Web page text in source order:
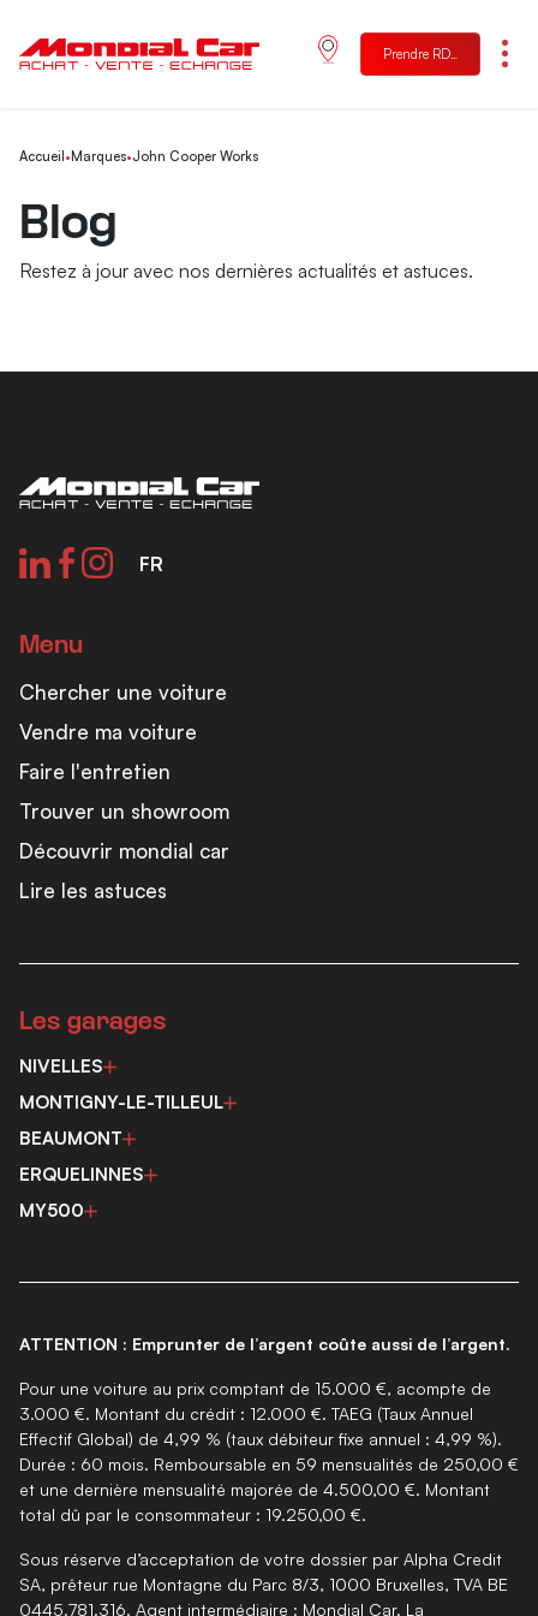
Prendre RDV
Menu
Accueil • Marques•John Cooper Works
Blog
Restez à jour avec nos dernières actualités et astuces.
FR
Menu
Chercher une voiture
Vendre ma voiture
Faire l'entretien
Trouver un showroom
Découvrir mondial car
Lire les astuces
Les garages
NIVELLES
MONTIGNY-LE-TILLEUL
BEAUMONT
ERQUELINNES
MY500
ATTENTION : Emprunter de l’argent coûte aussi de l’argent.
Pour une voiture au prix comptant de 15.000 €, acompte de
3.000 €. Montant du crédit : 12.000 €. TAEG (Taux Annuel
Effectif Global) de 4,99 % (taux débiteur fixe annuel : 4,99 %).
Durée : 60 mois. Remboursable en 59 mensualités de 250,00 €
et une dernière mensualité majorée de 4.500,00 €. Montant
total dû par le consommateur : 19.250,00 €.
Sous réserve d’acceptation de votre dossier par Alpha Credit
SA, prêteur rue Montagne du Parc 8/3, 1000 Bruxelles, TVA BE
0445.781.316. Agent intermédiaire : Mondial Car. La